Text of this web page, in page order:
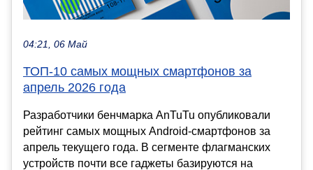
04:21, 06 Май
ТОП-10 самых мощных смартфонов за
апрель 2026 года
Разработчики бенчмарка AnTuTu опубликовали
рейтинг самых мощных Android-смартфонов за
апрель текущего года. В сегменте флагманских
устройств почти все гаджеты базируются на